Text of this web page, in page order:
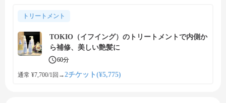
トリートメント
TOKIO（イフイング）のトリートメントで内側か
ら補修、美しい艶髪に
60分
通常 ¥7,700/1回 →2チケット(¥5,775)